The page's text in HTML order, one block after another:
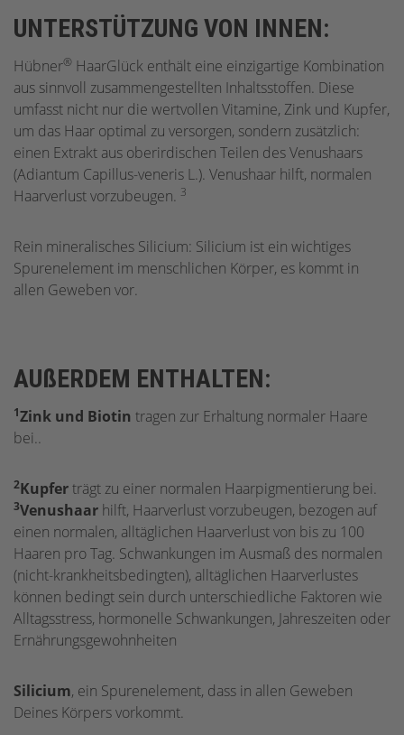
UNTERSTÜTZUNG VON INNEN:
Hübner® HaarGlück enthält eine einzigartige Kombination
aus sinnvoll zusammengestellten Inhaltsstoffen. Diese
umfasst nicht nur die wertvollen Vitamine, Zink und Kupfer,
um das Haar optimal zu versorgen, sondern zusätzlich:
einen Extrakt aus oberirdischen Teilen des Venushaars
(Adiantum Capillus-veneris L.). Venushaar hilft, normalen
Haarverlust vorzubeugen. 3
Rein mineralisches Silicium: Silicium ist ein wichtiges
Spurenelement im menschlichen Körper, es kommt in
allen Geweben vor.
AUßERDEM ENTHALTEN:
1Zink und Biotin tragen zur Erhaltung normaler Haare
bei..
2Kupferträgt zu einer normalen Haarpigmentierung bei.
3Venushaar hilft, Haarverlust vorzubeugen, bezogen auf
einen normalen, alltäglichen Haarverlust von bis zu 100
Haaren pro Tag. Schwankungen im Ausmaß des normalen
(nicht-krankheitsbedingten), alltäglichen Haarverlustes
können bedingt sein durch unterschiedliche Faktoren wie
Alltagsstress, hormonelle Schwankungen, Jahreszeiten oder
Ernährungsgewohnheiten
Silicium, ein Spurenelement, dass in allen Geweben
Deines Körpers vorkommt.